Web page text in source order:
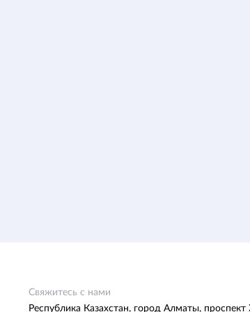
Свяжитесь с нами
Республика Казахстан, город Алматы,